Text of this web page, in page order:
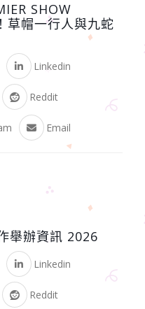
SHOW
草帽一行人與九蛇
Linkedin
Reddit
Email
舉辦資訊 2026
Linkedin
Reddit